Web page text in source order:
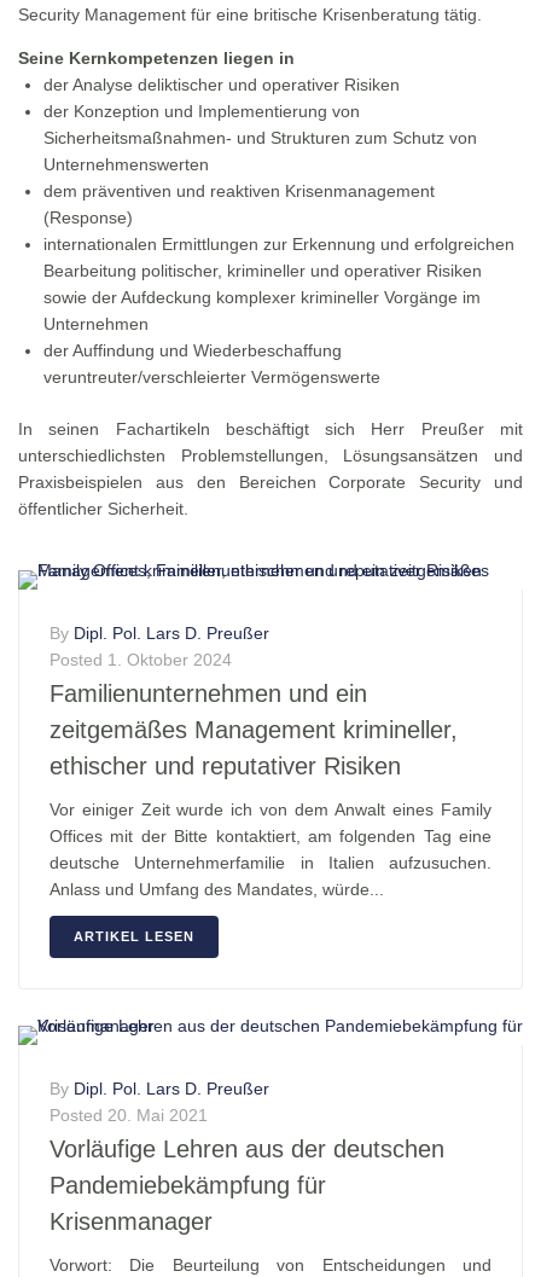
Security Management für eine britische Krisenberatung tätig.
Seine Kernkompetenzen liegen in
der Analyse deliktischer und operativer Risiken
der Konzeption und Implementierung von
Sicherheitsmaßnahmen- und Strukturen zum Schutz von
Unternehmenswerten
dem präventiven und reaktiven Krisenmanagement
(Response)
internationalen Ermittlungen zur Erkennung und erfolgreichen
Bearbeitung politischer, krimineller und operativer Risiken
sowie der Aufdeckung komplexer krimineller Vorgänge im
Unternehmen
der Auffindung und Wiederbeschaffung
veruntreuter/verschleierter Vermögenswerte
In seinen Fachartikeln beschäftigt sich Herr Preußer mit
unterschiedlichsten Problemstellungen, Lösungsansätzen und
Praxisbeispielen aus den Bereichen Corporate Security und
öffentlicher Sicherheit.
By Dipl. Pol. Lars D. Preußer
Posted 1. Oktober 2024
Familienunternehmen und ein
zeitgemäßes Management krimineller,
ethischer und reputativer Risiken
Vor einiger Zeit wurde ich von dem Anwalt eines Family
Offices mit der Bitte kontaktiert, am folgenden Tag eine
deutsche Unternehmerfamilie in Italien aufzusuchen.
Anlass und Umfang des Mandates, würde...
ARTIKEL LESEN
By Dipl. Pol. Lars D. Preußer
Posted 20. Mai 2021
Vorläufige Lehren aus der deutschen
Pandemiebekämpfung für
Krisenmanager
Vorwort: Die Beurteilung von Entscheidungen und